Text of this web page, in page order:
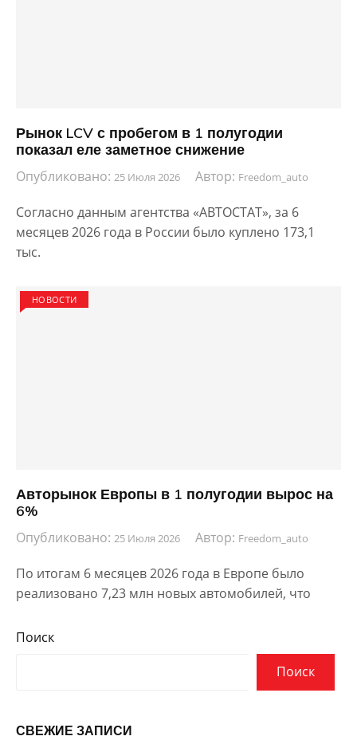
Рынок LCV с пробегом в 1 полугодии
показал еле заметное снижение
Опубликовано: 25 Июля 2026 Автор: Freedom_auto
Согласно данным агентства «АВТОСТАТ», за 6
месяцев 2026 года в России было куплено 173,1
тыс.
НОВОСТИ
Авторынок Европы в 1 полугодии вырос на
6%
Опубликовано: 25 Июля 2026 Автор: Freedom_auto
По итогам 6 месяцев 2026 года в Европе было
реализовано 7,23 млн новых автомобилей, что
Поиск
Поиск
СВЕЖИЕ ЗАПИСИ